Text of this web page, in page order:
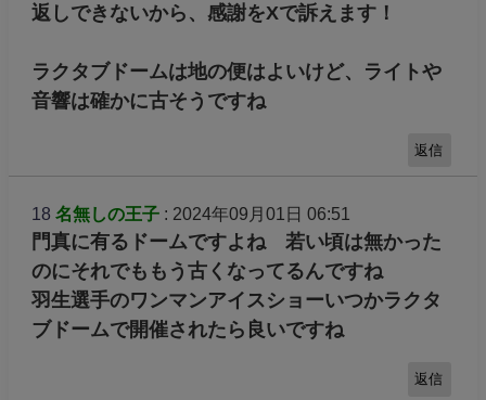
返しできないから、感謝をXで訴えます！
ラクタブドームは地の便はよいけど、ライトや
音響は確かに古そうですね
返信
18 名無しの王子: 2024年09月01日 06:51
門真に有るドームですよね 若い頃は無かった
のにそれでももう古くなってるんですね
羽生選手のワンマンアイスショーいつかラクタ
ブドームで開催されたら良いですね
返信